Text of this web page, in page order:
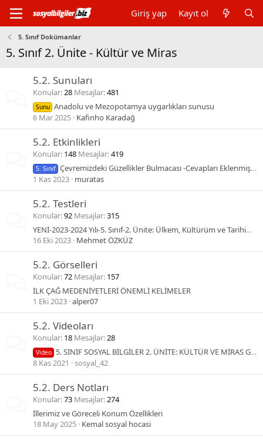
Giriş yap Kayıt ol
5. Sınıf Dokümanlar
5. Sınıf 2. Ünite - Kültür ve Miras
5.2. Sunuları
Konular 28 Mesajlar 481
Sunu Anadolu ve Mezopotamya uygarlıkları sunusu
6 Mar 2025 Kafinho Karadağ
5.2. Etkinlikleri
Konular 148 Mesajlar 419
5. Sınıf Çevremizdeki Güzellikler Bulmacası -Cevapları Eklenmiştir
1 Kas 2023 muratas
5.2. Testleri
Konular 92 Mesajlar 315
YENİ-2023-2024 Yılı-5. Sınıf-2. Ünite: Ülkem, Kültürüm ve Tarihim Toplu İOKBS Çıkmış Sorular
16 Eki 2023 Mehmet ÖZKÜZ
5.2. Görselleri
Konular 72 Mesajlar 157
İLK ÇAĞ MEDENİYETLERİ ÖNEMLİ KELİMELER
1 Eki 2023 alper07
5.2. Videoları
Konular 18 Mesajlar 28
Video 5. SINIF SOSYAL BİLGİLER 2. ÜNİTE: KÜLTÜR VE MİRAS GENEL TEKRAR VİDEOSU
8 Kas 2021
sosyal_42
5.2. Ders Notları
Konular 73 Mesajlar 274
İllerimiz ve Göreceli Konum Özellikleri
18 May 2025 Kemal sosyal hocasi